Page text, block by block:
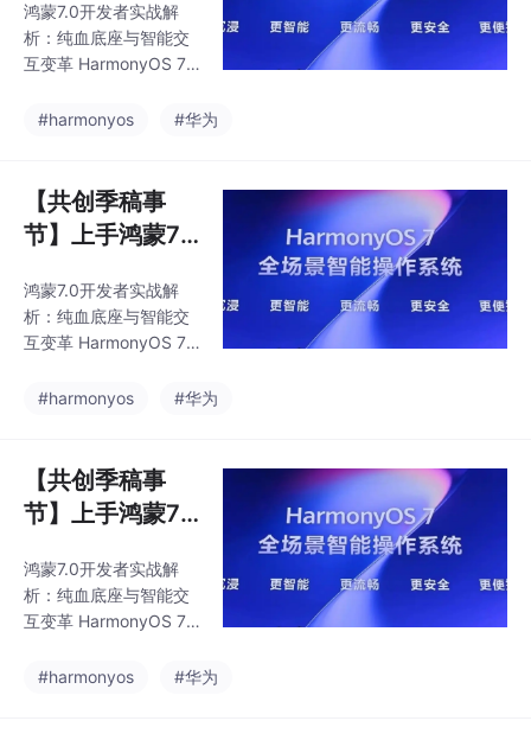
者的实战拆解与
适配心得
鸿蒙7.0开发者实战解
析：纯血底座与智能交
互变革 HarmonyOS 7.0
架构的重大革新，彻底
生开发。实测显示，原
生应用内存占用降低3
0%，流畅度显著提升，
迁移。核心变革在于HM
AF 2.0智能体框架，实
现从"用户找功能"到"系
发者可通过注册Skill技
#harmonyos #华为
【共创季稿事
节】上手鸿蒙7.0
者的实战拆解与
适配心得
鸿蒙7.0开发者实战解
析：纯血底座与智能交
互变革 HarmonyOS 7.0
架构的重大革新，彻底
生开发。实测显示，原
生应用内存占用降低3
0%，流畅度显著提升，
迁移。核心变革在于HM
AF 2.0智能体框架，实
现从"用户找功能"到"系
发者可通过注册Skill技
#harmonyos #华为
【共创季稿事
节】上手鸿蒙7.0
者的实战拆解与
适配心得
鸿蒙7.0开发者实战解
析：纯血底座与智能交
互变革 HarmonyOS 7.0
架构的重大革新，彻底
#harmonyos #华为